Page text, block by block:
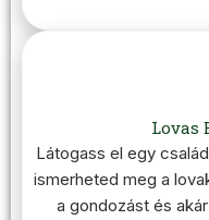
Lovas
Látogass el egy
ismerheted meg a
a gondozást és